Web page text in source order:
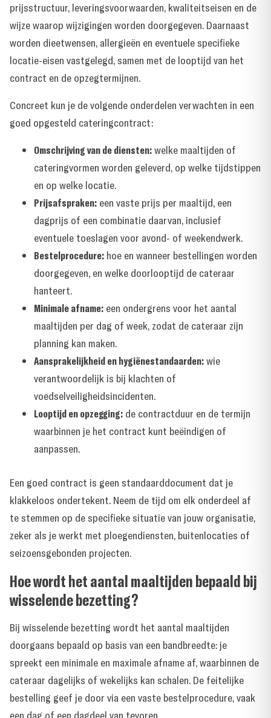
prijsstructuur, leveringsvoorwaarden, kwaliteitseisen en de
wijze waarop wijzigingen worden doorgegeven. Daarnaast
worden dieetwensen, allergieën en eventuele specifieke
locatie-eisen vastgelegd, samen met de looptijd van het
contract en de opzegtermijnen.
Concreet kun je de volgende onderdelen verwachten in een
goed opgesteld cateringcontract:
Omschrijving van de diensten:welke maaltijden of
cateringvormen worden geleverd, op welke tijdstippen
en op welke locatie.
Prijsafspraken: een vaste prijs per maaltijd, een
dagprijs of een combinatie daarvan, inclusief
eventuele toeslagen voor avond- of weekendwerk.
Bestelprocedure: hoe en wanneer bestellingen worden
doorgegeven, en welke doorlooptijd de cateraar
hanteert.
Minimale afname: een ondergrens voor het aantal
maaltijden per dag of week, zodat de cateraar zijn
planning kan maken.
Aansprakelijkheid en hygiënestandaarden:wie
verantwoordelijk is bij klachten of
voedselveiligheidsincidenten.
Looptijd en opzegging: de contractduur en de termijn
waarbinnen je het contract kunt beëindigen of
aanpassen.
Een goed contract is geen standaarddocument dat je
klakkeloos ondertekent. Neem de tijd om elk onderdeel af
te stemmen op de specifieke situatie van jouw organisatie,
zeker als je werkt met ploegendiensten, buitenlocaties of
seizoensgebonden projecten.
Hoe wordt het aantal maaltijden bepaald bij
wisselende bezetting?
Bij wisselende bezetting wordt het aantal maaltijden
doorgaans bepaald op basis van een bandbreedte: je
spreekt een minimale en maximale afname af, waarbinnen de
cateraar dagelijks of wekelijks kan schalen. De feitelijke
bestelling geef je door via een vaste bestelprocedure, vaak
een dag of een dagdeel van tevoren.